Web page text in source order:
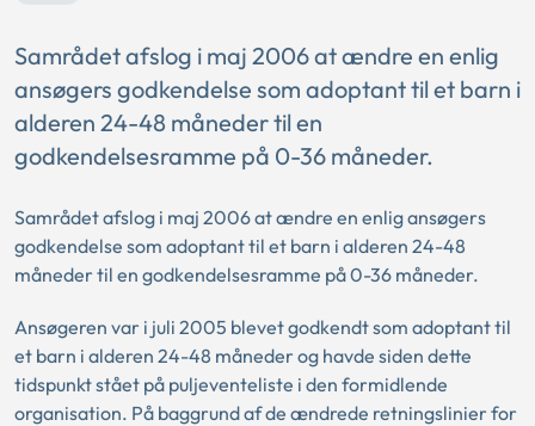
Samrådet afslog i maj 2006 at ændre en enlig
ansøgers godkendelse som adoptant til et barn i
alderen 24-48 måneder til en
godkendelsesramme på 0-36 måneder.
Samrådet afslog i maj 2006 at ændre en enlig ansøgers
godkendelse som adoptant til et barn i alderen 24-48
måneder til en godkendelsesramme på 0-36 måneder.
Ansøgeren var i juli 2005 blevet godkendt som adoptant til
et barn i alderen 24-48 måneder og havde siden dette
tidspunkt stået på puljeventeliste i den formidlende
organisation. På baggrund af de ændrede retningslinier for